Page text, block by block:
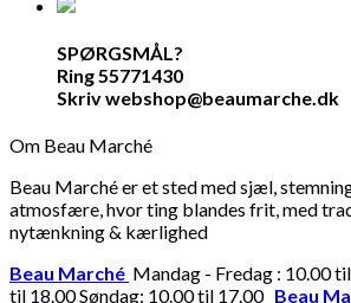
SPØRGSMÅL?
Ring 55771430
Skriv webshop@beaumarche.dk
Om Beau Marché
Beau Marché er et sted med sjæl,
atmosfære, hvor ting blandes frit, med
nytænkning & kærlighed
Beau Marché Mandag - Fredag : 10.00
til 18.00 Søndag: 10.00 til 17.00 Beau